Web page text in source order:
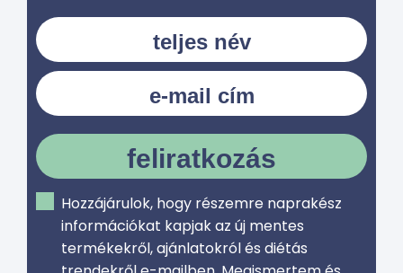
Hozzájárulok, hogy részemre naprakész
információkat kapjak az új mentes
termékekről, ajánlatokról és diétás
feliratkozás